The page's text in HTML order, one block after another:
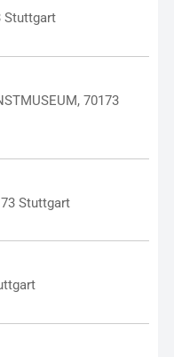
Stuttgart
70173
Stuttgart